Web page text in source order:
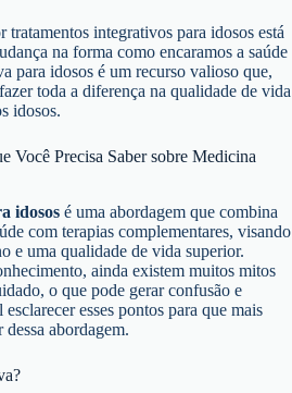
tratamentos integrativos para idosos está
na forma como encaramos a saúde
para idosos é um recurso valioso que,
toda a diferença na qualidade de vida
idosos.
Você Precisa Saber sobre Medicina
idosos é uma abordagem que combina
com terapias complementares, visando
e uma qualidade de vida superior.
ainda existem muitos mitos
o que pode gerar confusão e
esses pontos para que mais
dessa abordagem.